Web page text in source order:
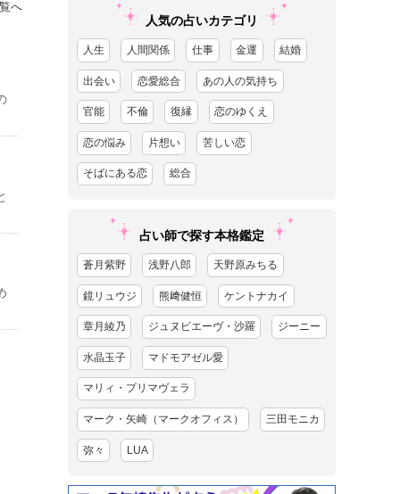
へ
人気の占いカテゴリ
人生 人間関係 仕事 金運 結婚
出会い 恋愛総合 あの人の気持ち
官能 不倫 復縁 恋のゆくえ
恋の悩み 片想い 苦しい恋
そばにある恋 総合
占い師で探す本格鑑定
蒼月紫野 浅野八郎 天野原みちる
鏡リュウジ 熊﨑健恒 ケントナカイ
章月綾乃 ジュヌビエーヴ・沙羅 ジーニー
水晶玉子 マドモアゼル愛
マリィ・プリマヴェラ
マーク・矢崎（マークオフィス） 三田モニカ
弥々 LUA